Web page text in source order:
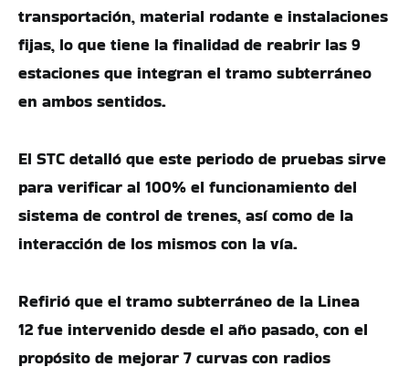
transportación, material rodante e instalaciones
fijas, lo que tiene la finalidad de reabrir las 9
estaciones que integran el tramo subterráneo
en ambos sentidos.
El STC detalló que este periodo de pruebas sirve
para verificar al 100% el funcionamiento del
sistema de control de trenes, así como de la
interacción de los mismos con la vía.
Refirió que el tramo subterráneo de la Linea
12 fue intervenido desde el año pasado, con el
propósito de mejorar 7 curvas con radios